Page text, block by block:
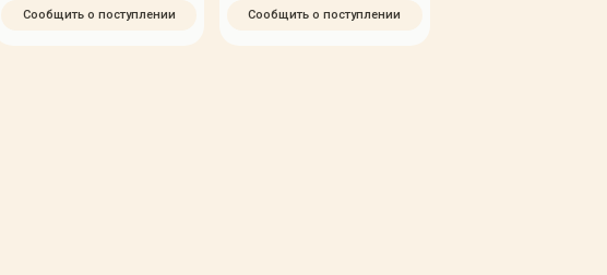
Сообщить о поступлении Сообщить о поступлении